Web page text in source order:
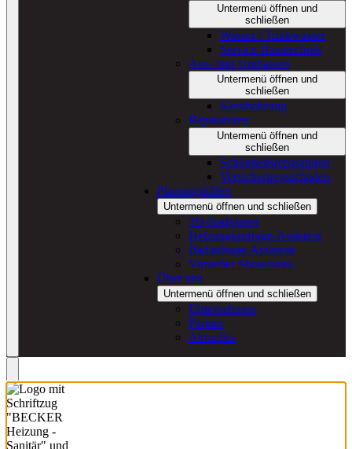
Untermenü öffnen und
schließen
Wasser / Trinkwasser
Service Haustechnik
Aus- und Umbauten
Untermenü öffnen und
schließen
Kernbohrung
Reparaturen
Untermenü öffnen und
schließen
Schönheitsreparaturen
Versicherungsschäden
Planungshilfen
Untermenü öffnen und schließen
3D-Badplaner
Heizungsanfrage-Assistent
Badanfrage-Assistent
Virtueller Showroom
Über uns
Untermenü öffnen und schließen
Unternehmen
Partner
Aktuelles